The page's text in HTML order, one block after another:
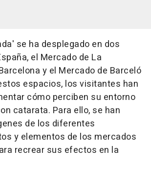
se ha desplegado en dos
el Mercado de La
y el Mercado de Barceló
espacios, los visitantes han
cómo perciben su entorno
catarata. Para ello, se han
de los diferentes
y elementos de los mercados
recrear sus efectos en la